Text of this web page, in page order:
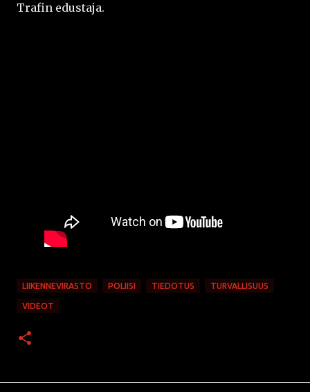
Trafin edustaja.
LIIKENNEVIRASTO POLIISI TIEDOTUS TURVALLISUUS
VIDEOT